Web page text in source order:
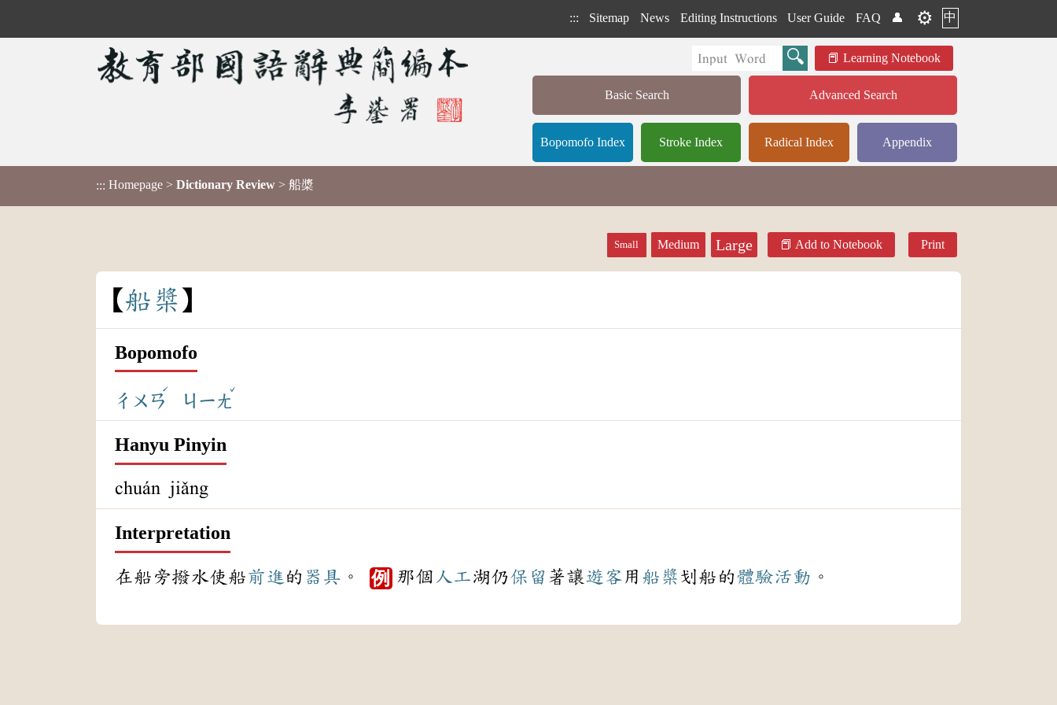
::: Sitemap News Editing Instructions User Guide FAQ 👤 ⚙️ 中
Learning Notebook
Basic Search Advanced Search
Bopomofo Index Stroke Index Radical Index Appendix
::: Homepage > Dictionary Review > 船槳
Small Medium Large Add to Notebook Print
船 槳
Bopomofo
ㄔㄨㄢ
ˊ
ㄐㄧㄤ
ˇ
Hanyu Pinyin
chuán jiǎng
Interpretation
在船旁撥水使船前進 的 器具 。 例 那個 人工湖仍保留 著讓遊客 用 船槳 划船的體驗活動 。